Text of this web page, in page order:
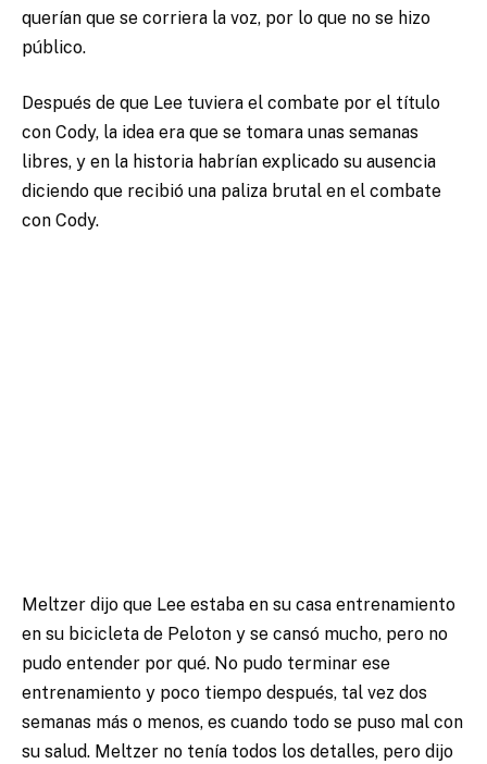
querían que se corriera la voz, por lo que no se hizo
público.
Después de que Lee tuviera el combate por el título
con Cody, la idea era que se tomara unas semanas
libres, y en la historia habrían explicado su ausencia
diciendo que recibió una paliza brutal en el combate
con Cody.
Meltzer dijo que Lee estaba en su casa entrenamiento
en su bicicleta de Peloton y se cansó mucho, pero no
pudo entender por qué. No pudo terminar ese
entrenamiento y poco tiempo después, tal vez dos
semanas más o menos, es cuando todo se puso mal con
su salud. Meltzer no tenía todos los detalles, pero dijo